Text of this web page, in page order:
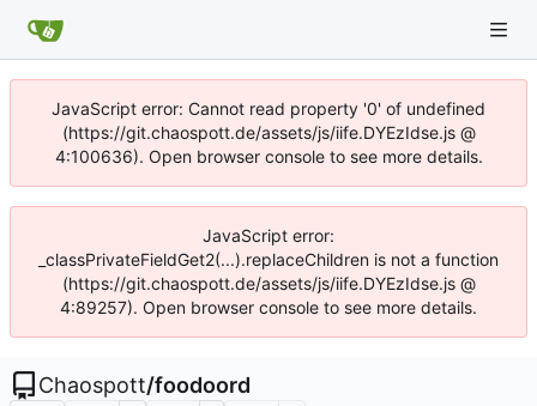
JavaScript error: Cannot read property '0' of undefined
(https://git.chaospott.de/assets/js/iife.DYEzIdse.js @
4:100636). Open browser console to see more details.
JavaScript error:
_classPrivateFieldGet2(...).replaceChildren is not a function
(https://git.chaospott.de/assets/js/iife.DYEzIdse.js @
4:89257). Open browser console to see more details.
Chaospott/foodoord